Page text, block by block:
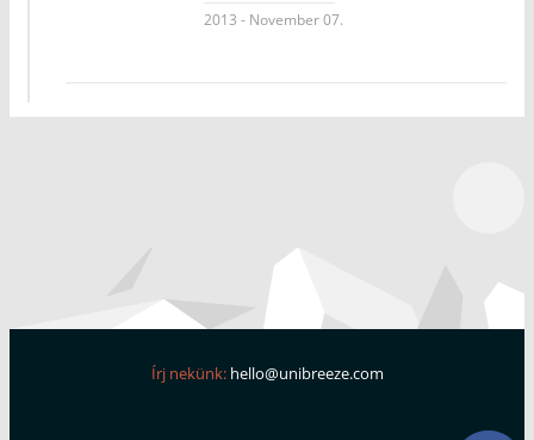
2013 - November 07.
Írj nekünk: hello@unibreeze.com